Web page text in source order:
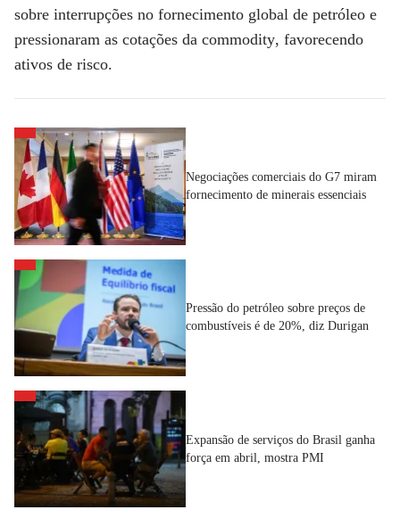
sobre interrupções no fornecimento global de petróleo e
pressionaram as cotações da commodity, favorecendo
ativos de risco.
Negociações comerciais do G7 miram
fornecimento de minerais essenciais
Pressão do petróleo sobre preços de
combustíveis é de 20%, diz Durigan
Expansão de serviços do Brasil ganha
força em abril, mostra PMI